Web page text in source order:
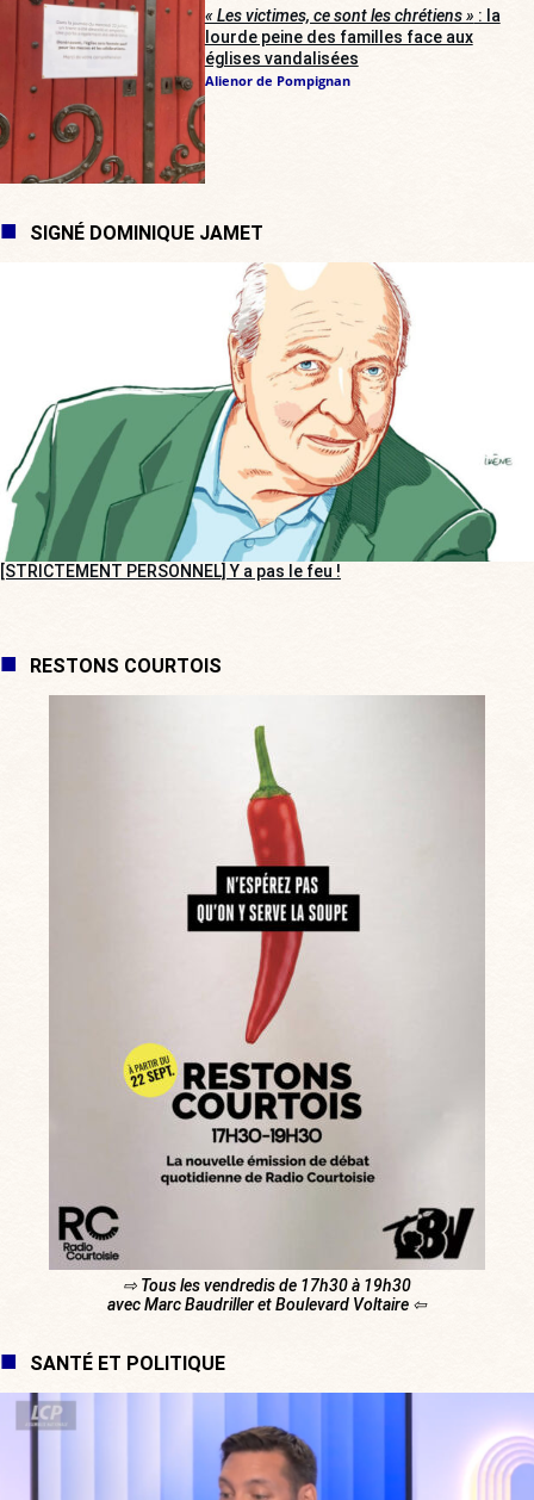
« Les victimes, ce sont les chrétiens » : la
lourde peine des familles face aux
églises vandalisées
Alienor de Pompignan
SIGNÉ DOMINIQUE JAMET
[STRICTEMENT PERSONNEL] Y a pas le feu !
RESTONS COURTOIS
⇨ Tous les vendredis de 17h30 à 19h30
avec Marc Baudriller et Boulevard Voltaire ⇦
SANTÉ ET POLITIQUE